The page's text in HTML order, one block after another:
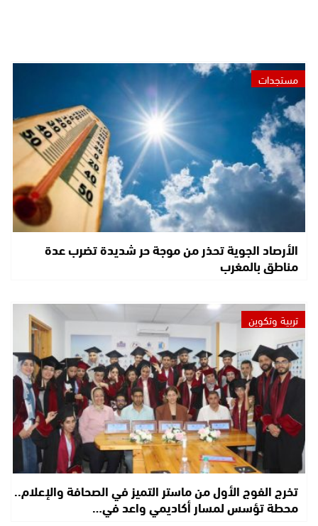
مستجدات
الأرصاد الجوية تحذر من موجة حر شديدة تضرب عدة
مناطق بالمغرب
تربية وتكوين
تخرج الفوج الأول من ماستر التميز في الصحافة والإعلام..
محطة تؤسس لمسار أكاديمي واعد في…